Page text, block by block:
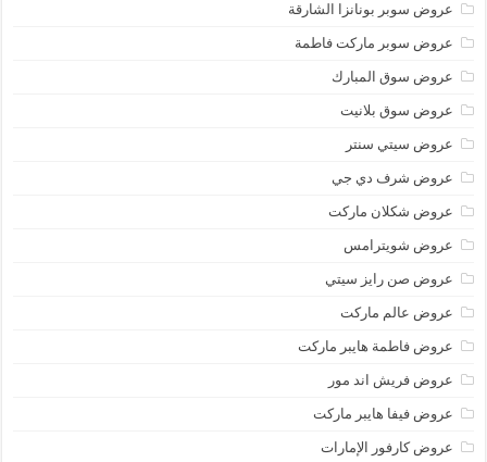
عروض سوبر بونانزا الشارقة
عروض سوبر ماركت فاطمة
عروض سوق المبارك
عروض سوق بلانيت
عروض سيتي سنتر
عروض شرف دي جي
عروض شكلان ماركت
عروض شويترامس
عروض صن رايز سيتي
عروض عالم ماركت
عروض فاطمة هايبر ماركت
عروض فريش اند مور
عروض فيفا هايبر ماركت
عروض كارفور الإمارات